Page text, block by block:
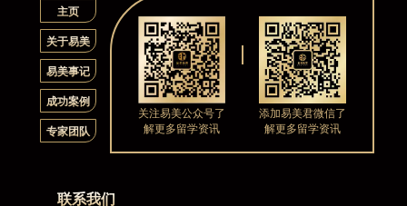
主页
关于易美
易美事记
成功案例
专家团队
联系我们
关注易美公众号了
解更多留学资讯
添加易美君微信了
解更多留学资讯